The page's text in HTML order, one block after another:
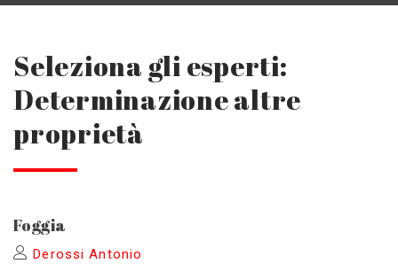
Seleziona gli esperti:
Determinazione altre
proprietà
Foggia
Derossi Antonio